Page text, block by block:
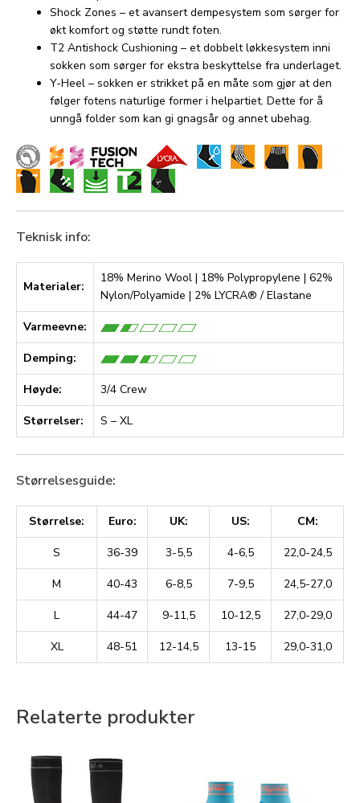
Shock Zones – et avansert dempesystem som sørger for
økt komfort og støtte rundt foten.
T2 Antishock Cushioning – et dobbelt løkkesystem inni
sokken som sørger for ekstra beskyttelse fra underlaget.
Y-Heel – sokken er strikket på en måte som gjør at den
følger fotens naturlige former i helpartiet. Dette for å
unngå folder som kan gi gnagsår og annet ubehag.
Teknisk info:
Materialer:
18% Merino Wool | 18% Polypropylene | 62%
Nylon/Polyamide | 2% LYCRA® / Elastane
Varmeevne:
Demping:
Høyde: 3/4 Crew
Størrelser: S – XL
Størrelsesguide:
Størrelse: Euro: UK: US: CM:
S 36-39 3-5,5 4-6,5 22,0-24,5
M 40-43 6-8,5 7-9,5 24,5-27,0
L 44-47 9-11,5 10-12,5 27,0-29,0
XL 48-51 12-14,5 13-15 29,0-31,0
Relaterte produkter